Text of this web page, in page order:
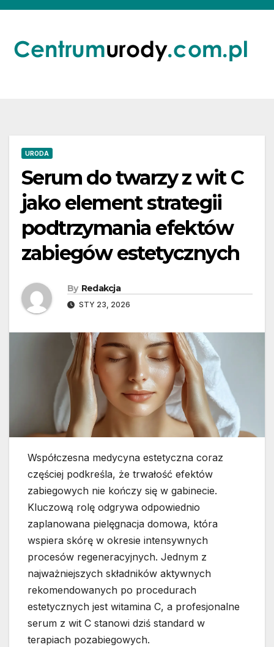
Skip
content
URODA
Serum do twarzy z wit C
jako element strategii
podtrzymania efektów
zabiegów estetycznych
By Redakcja
STY 23, 2026
Współczesna medycyna estetyczna coraz
częściej podkreśla, że trwałość efektów
zabiegowych nie kończy się w gabinecie.
Kluczową rolę odgrywa odpowiednio
zaplanowana pielęgnacja domowa, która
wspiera skórę w okresie intensywnych
procesów regeneracyjnych. Jednym z
najważniejszych składników aktywnych
rekomendowanych po procedurach
estetycznych jest witamina C, a profesjonalne
serum z wit C stanowi dziś standard w
terapiach pozabiegowych.